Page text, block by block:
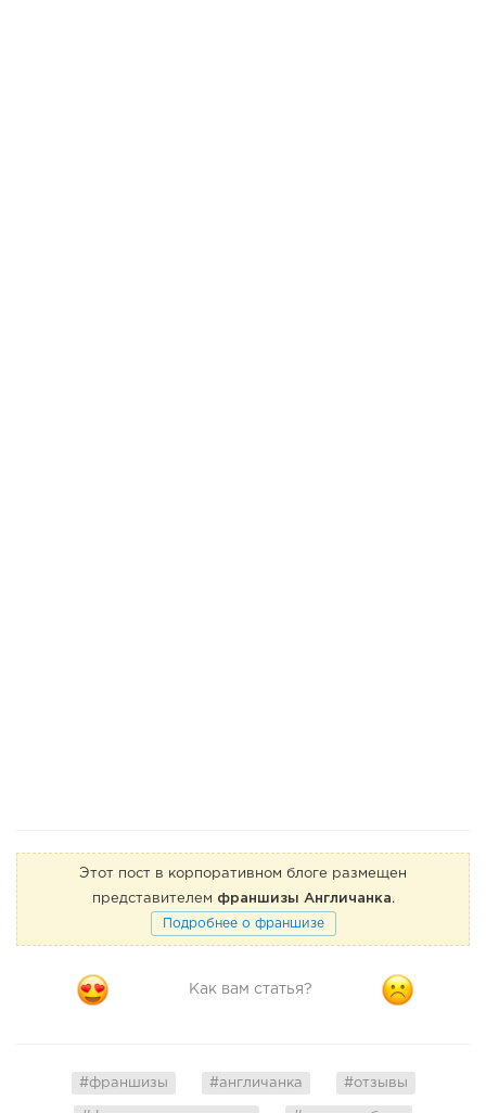
Этот пост в корпоративном блоге размещен
представителем франшизы Англичанка.
Подробнее о франшизе
Как вам статья?
#франшизы #англичанка #отзывы